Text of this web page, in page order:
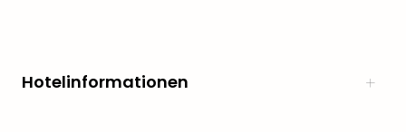
Hotelinformationen